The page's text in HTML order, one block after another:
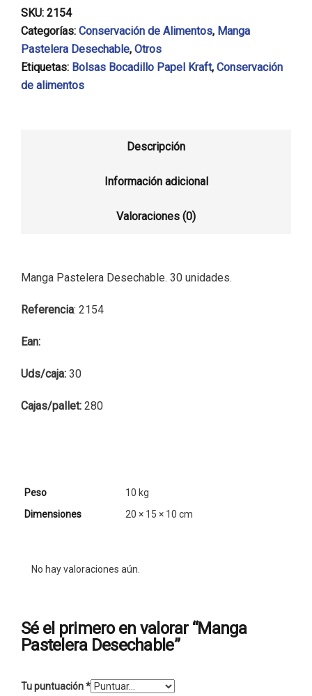
SKU: 2154
Categorías: Conservación de Alimentos, Manga
Pastelera Desechable, Otros
Etiquetas: Bolsas Bocadillo Papel Kraft, Conservación
de alimentos
Descripción
Información adicional
Valoraciones (0)
Manga Pastelera Desechable. 30 unidades.
Referencia: 2154
Ean:
Uds/caja: 30
Cajas/pallet: 280
Peso
10 kg
Dimensiones
20 × 15 × 10 cm
No hay valoraciones aún.
Sé el primero en valorar “Manga
Pastelera Desechable”
Tu puntuación*